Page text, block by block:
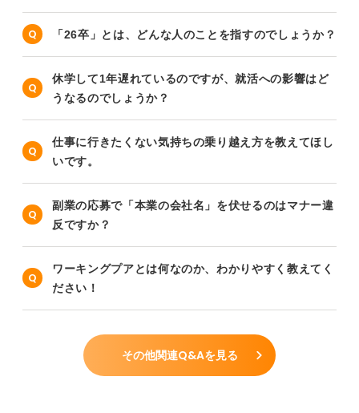
「26卒」とは、どんな人のことを指すのでしょうか？
休学して1年遅れているのですが、就活への影響はど
うなるのでしょうか？
仕事に行きたくない気持ちの乗り越え方を教えてほし
いです。
副業の応募で「本業の会社名」を伏せるのはマナー違
反ですか？
ワーキングプアとは何なのか、わかりやすく教えてく
ださい！
その他関連Q&Aを見る